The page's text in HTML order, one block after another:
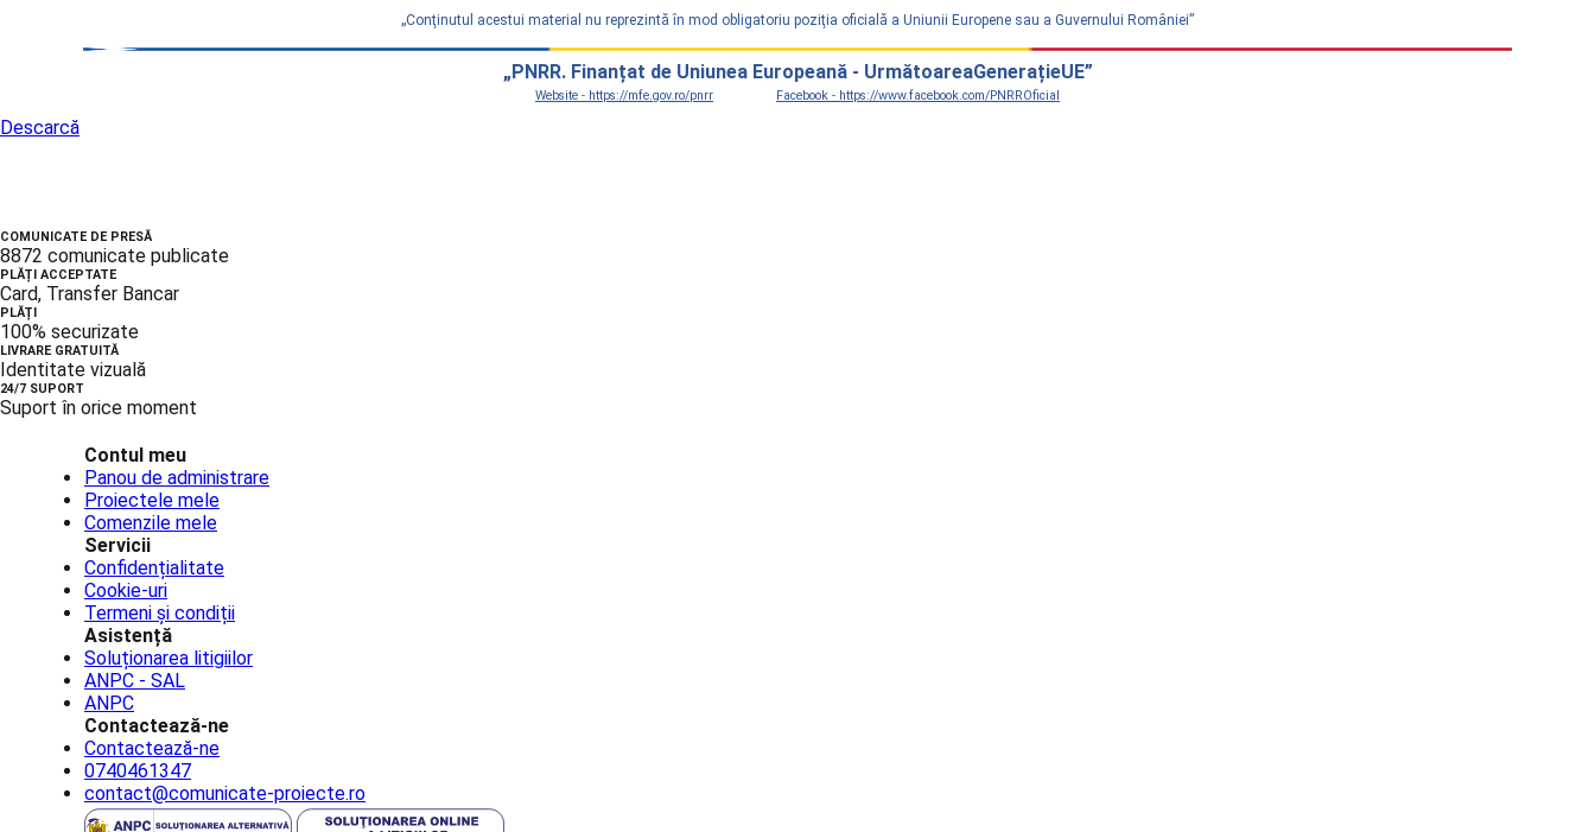
„Conţinutul acestui material nu reprezintă în mod obligatoriu poziţia oficială a Uniunii Europene sau a Guvernului României”
„PNRR. Finanțat de Uniunea Europeană - UrmătoareaGenerațieUE”
Website - https://mfe.gov.ro/pnrr Facebook - https://www.facebook.com/PNRROficial
Descarcă
COMUNICATE DE PRESĂ
8872 comunicate publicate
PLĂȚI ACCEPTATE
Card, Transfer Bancar
PLĂȚI
100% securizate
LIVRARE GRATUITĂ
Identitate vizuală
24/7 SUPORT
Suport în orice moment
Contul meu
Panou de administrare
Proiectele mele
Comenzile mele
Servicii
Confidențialitate
Cookie-uri
Termeni și condiții
Asistență
Soluționarea litigiilor
ANPC - SAL
ANPC
Contactează-ne
Contactează-ne
0740461347
contact@comunicate-proiecte.ro